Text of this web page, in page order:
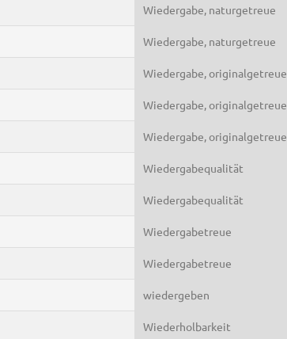
Wiedergabe, naturgetreue
Wiedergabe, naturgetreue
Wiedergabe, originalgetreue
Wiedergabe, originalgetreue
Wiedergabe, originalgetreue
Wiedergabequalität
Wiedergabequalität
Wiedergabetreue
Wiedergabetreue
wiedergeben
Wiederholbarkeit